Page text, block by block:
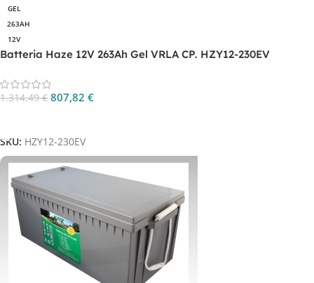
GEL
263AH
12V
Batteria Haze 12V 263Ah Gel VRLA CP. HZY12-230EV
1.314,49€ 807,82 €
SKU: HZY12-230EV